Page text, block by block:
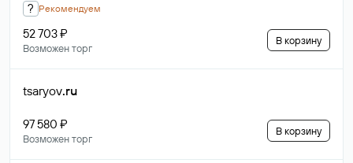
? Рекомендуем
52 703 ₽
Возможен торг
В корзину
tsaryov.ru
97 580 ₽
Возможен торг
В корзину